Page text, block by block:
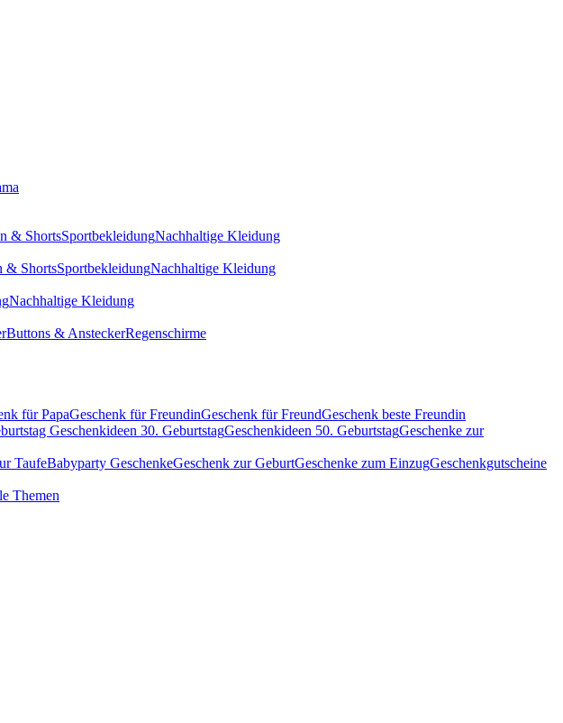
& ShortsSportbekleidungNachhaltige Kleidung
& ShortsSportbekleidungNachhaltige Kleidung
Nachhaltige Kleidung
Buttons & AnsteckerRegenschirme
für PapaGeschenk für FreundinGeschenk für FreundGeschenk beste Freundin
Geschenkideen 30. GeburtstagGeschenkideen 50. GeburtstagGeschenke zur
TaufeBabyparty GeschenkeGeschenk zur GeburtGeschenke zum EinzugGeschenkgutscheine
Themen